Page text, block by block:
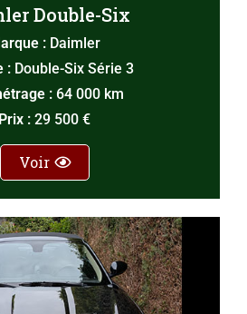
Double-Six
: Daimler
: Double-Six Série 3
: 64 000 km
Prix : 29 500 €
Voir